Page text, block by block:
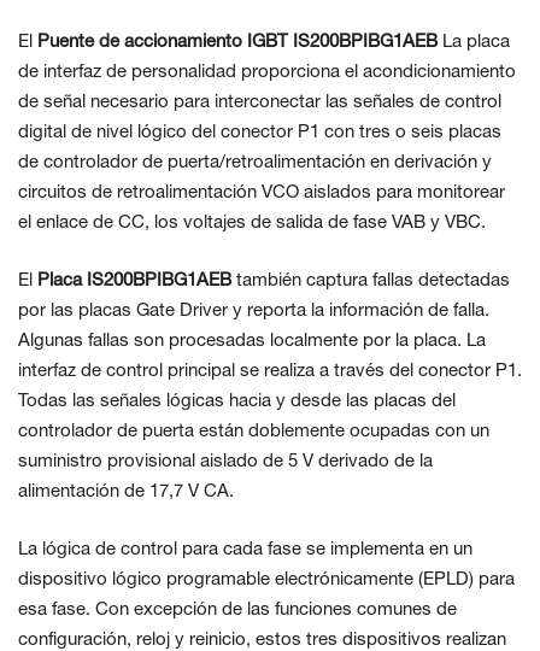
El Puente de accionamiento IGBT IS200BPIBG1AEBLa placa
de interfaz de personalidad proporciona el acondicionamiento
de señal necesario para interconectar las señales de control
digital de nivel lógico del conector P1 con tres o seis placas
de controlador de puerta/retroalimentación en derivación y
circuitos de retroalimentación VCO aislados para monitorear
el enlace de CC, los voltajes de salida de fase VAB y VBC.
El Placa IS200BPIBG1AEBtambién captura fallas detectadas
por las placas Gate Driver y reporta la información de falla.
Algunas fallas son procesadas localmente por la placa. La
interfaz de control principal se realiza a través del conector P1.
Todas las señales lógicas hacia y desde las placas del
controlador de puerta están doblemente ocupadas con un
suministro provisional aislado de 5 V derivado de la
alimentación de 17,7 V CA.
La lógica de control para cada fase se implementa en un
dispositivo lógico programable electrónicamente (EPLD) para
esa fase. Con excepción de las funciones comunes de
configuración, reloj y reinicio, estos tres dispositivos realizan